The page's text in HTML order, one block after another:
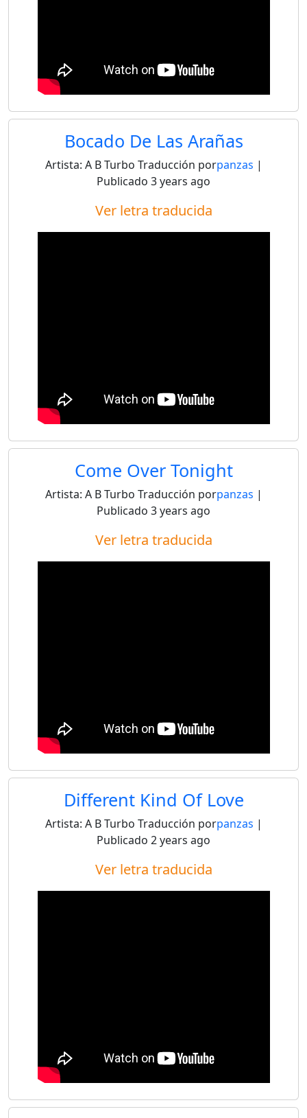
Bocado De Las Arañas
Artista: A B Turbo Traducción porpanzas |
Publicado 3 years ago
Ver letra traducida
Come Over Tonight
Artista: A B Turbo Traducción porpanzas |
Publicado 3 years ago
Ver letra traducida
Different Kind Of Love
Artista: A B Turbo Traducción porpanzas |
Publicado 2 years ago
Ver letra traducida